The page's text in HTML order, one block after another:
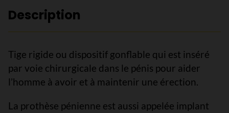
Description
Tige rigide ou dispositif gonflable qui est inséré
par voie chirurgicale dans le pénis pour aider
l’homme à avoir et à maintenir une érection.
La prothèse pénienne est aussi appelée implant